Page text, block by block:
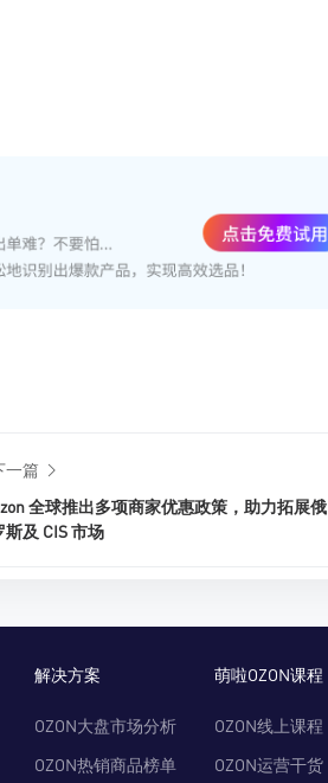
一篇
全球推出多项商家优惠政策，助力拓展俄
斯及 CIS 市场
解决方案
OZON大盘市场分析
OZON热销商品榜单
萌啦OZON课程
OZON线上课程
OZON运营干货